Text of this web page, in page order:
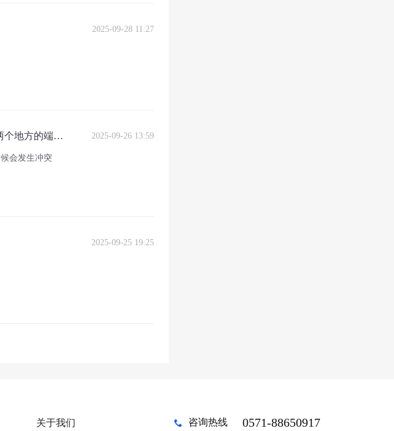
2025-09-28 11:27
个地方的端口
2025-09-26 13:59
会发生冲突
2025-09-25 19:25
关于我们 咨询热线 0571-88650917